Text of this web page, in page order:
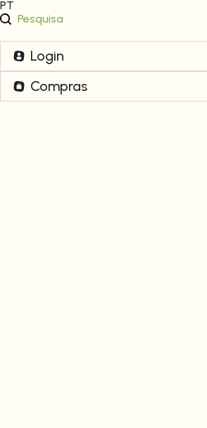
PT
Pesquisa
Login
Compras